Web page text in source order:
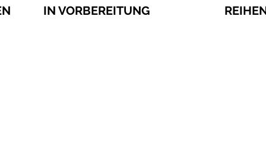
IN VORBEREITUNG